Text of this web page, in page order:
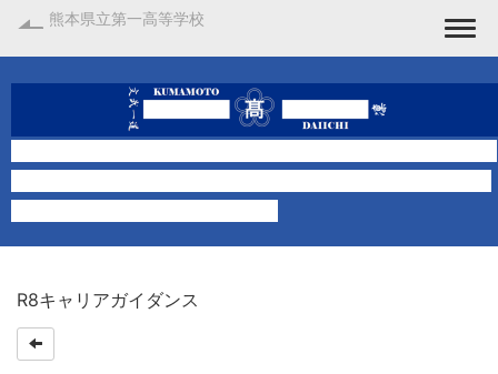
熊本県立第一高等学校
R8キャリアガイダンス